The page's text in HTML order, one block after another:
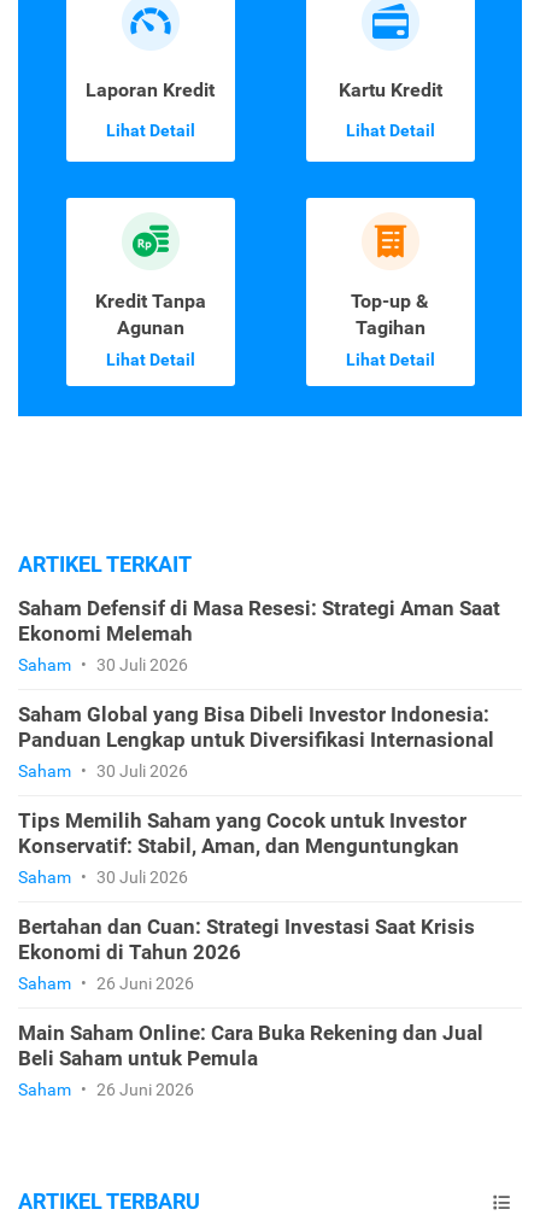
Laporan Kredit
Lihat Detail
Kartu Kredit
Lihat Detail
Kredit Tanpa
Agunan
Lihat Detail
Top-up &
Tagihan
Lihat Detail
ARTIKEL TERKAIT
Saham Defensif di Masa Resesi: Strategi Aman Saat
Ekonomi Melemah
Saham • 30 Juli 2026
Saham Global yang Bisa Dibeli Investor Indonesia:
Panduan Lengkap untuk Diversifikasi Internasional
Saham • 30 Juli 2026
Tips Memilih Saham yang Cocok untuk Investor
Konservatif: Stabil, Aman, dan Menguntungkan
Saham • 30 Juli 2026
Bertahan dan Cuan: Strategi Investasi Saat Krisis
Ekonomi di Tahun 2026
Saham • 26 Juni 2026
Main Saham Online: Cara Buka Rekening dan Jual
Beli Saham untuk Pemula
Saham • 26 Juni 2026
ARTIKEL TERBARU